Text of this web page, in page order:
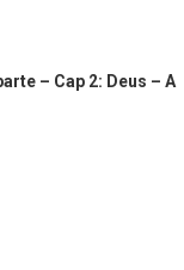
– Cap 2: Deus – A